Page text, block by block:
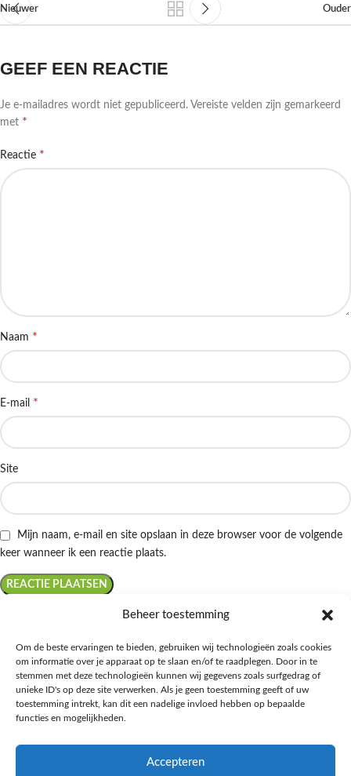
Beheer toestemming
Om de beste ervaringen te bieden, gebruiken wij technologieën zoals cookies
om informatie over je apparaat op te slaan en/of te raadplegen. Door in te
stemmen met deze technologieën kunnen wij gegevens zoals surfgedrag of
unieke ID's op deze site verwerken. Als je geen toestemming geeft of uw
toestemming intrekt, kan dit een nadelige invloed hebben op bepaalde
functies en mogelijkheden.
Accepteren
Nieuwer Ouder
GEEF EEN REACTIE
Je e-mailadres wordt niet gepubliceerd. Vereiste velden zijn gemarkeerd
met *
Reactie *
Naam *
E-mail *
Site
Mijn naam, e-mail en site opslaan in deze browser voor de volgende
keer wanneer ik een reactie plaats.
Ontdek de beste keto-vriendelijke keuzes van Albert Heijn, verrijk je
kennis met onze diepgaande blogs over het keto-dieet, en deel jouw
favoriete keto recepten in onze bruisende online gemeenschap!